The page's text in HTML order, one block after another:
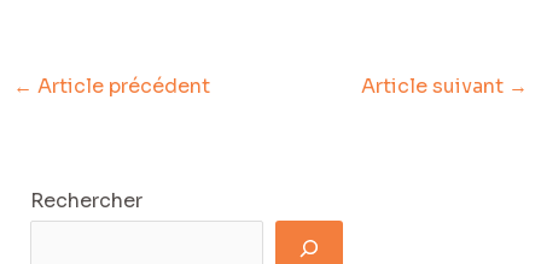
← Article précédent Article suivant →
Rechercher